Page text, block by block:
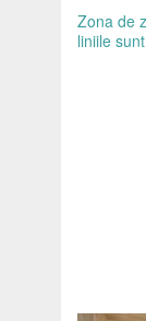
Zona de
liniile